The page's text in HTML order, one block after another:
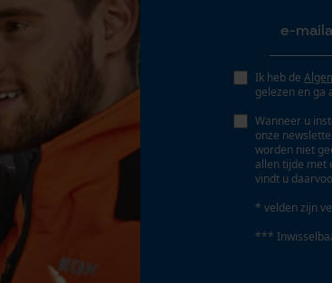
Ik heb de
gelezen en ga
Wanneer u
onze
worden niet
allen tijde met
vindt u
* velden zijn
***
Fact-Finder Tracking
en functionele Cookies
Persoonlijke begroeting